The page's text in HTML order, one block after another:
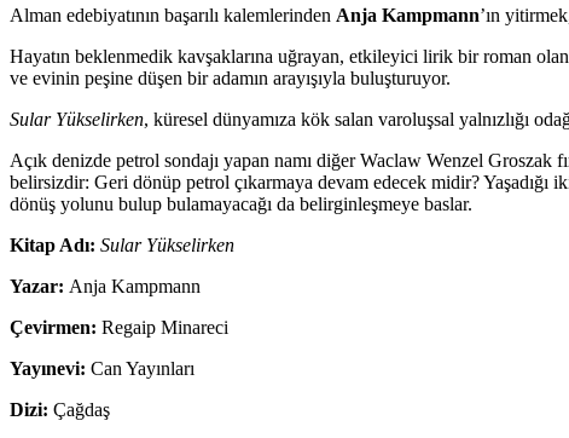
Alman edebiyatının başarılı kalemlerinden Anja Kampmann’ın
Hayatın beklenmedik kavşaklarına uğrayan, etkileyici lirik bir roman
ve evinin peşine düşen bir adamın arayışıyla buluşturuyor.
Sular Yükselirken, küresel dünyamıza kök salan varoluşsal yalnızlığı
Açık denizde petrol sondajı yapan namı diğer Waclaw Wenzel Groszak
belirsizdir: Geri dönüp petrol çıkarmaya devam edecek midir? Yaşadığı
dönüş yolunu bulup bulamayacağı da belirginleşmeye baslar.
Kitap Adı: Sular Yükselirken
Yazar: Anja Kampmann
Çevirmen: Regaip Minareci
Yayınevi: Can Yayınları
Dizi: Çağdaş